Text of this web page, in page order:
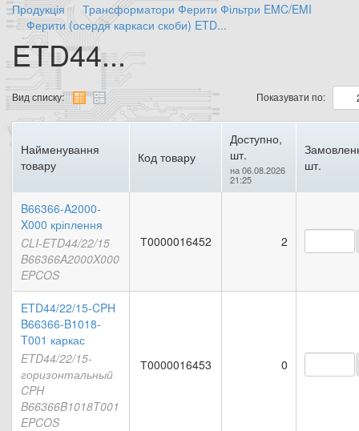
Продукція
Трансформатори Ферити Фільтри EMC/EMI
Ферити (осердя каркаси скоби) ETD...
ETD44...
Вид списку: Показувати по:
Найменування
товару
Код товару
Доступно,
шт.
на 06.08.2026
21:25
шт.
B66366-A2000-
X000 кріплення
CLI-ETD44/22/15
B66366A2000X000
EPCOS
Т0000016452 2
ETD44/22/15-CPH
B66366-B1018-
T001 каркас
ETD44/22/15-
горизонтальный
CPH
B66366B1018T001
EPCOS
Т0000016453 0